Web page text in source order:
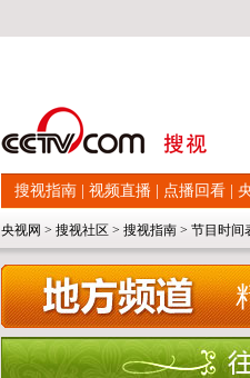
搜视指南 视频直播 点播回看
央视网 > 搜视社区 > 搜视指南 > 节目时间